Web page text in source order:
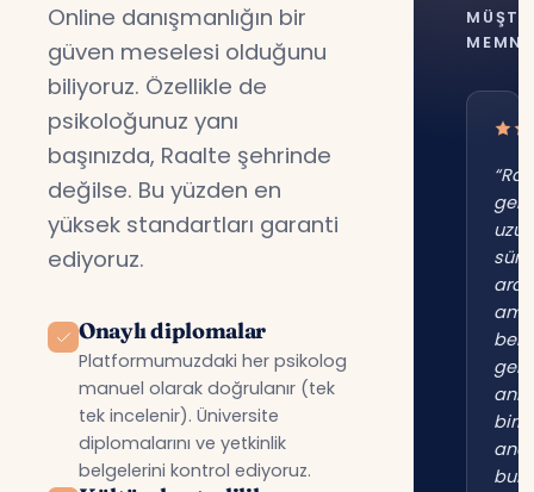
Online danışmanlığın bir
güven meselesi olduğunu
biliyoruz. Özellikle de
psikoloğunuz yanı
başınızda, Raalte şehrinde
değilse. Bu yüzden en
yüksek standartları garanti
ediyoruz.
Onaylı diplomalar
Platformumuzdaki her psikolog
manuel olarak doğrulanır (tek
tek incelenir). Üniversite
diplomalarını ve yetkinlik
belgelerini kontrol ediyoruz.
uzun
süre
beni